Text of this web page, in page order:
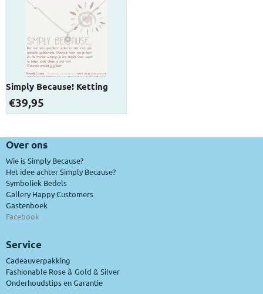
Simply Because! Ketting
€39,95
Over ons
Wie is Simply Because?
Het idee achter Simply Because?
Symboliek Bedels
Gallery Happy Customers
Gastenboek
Facebook
Service
Cadeauverpakking
Fashionable Rose & Gold & Silver
Onderhoudstips en Garantie